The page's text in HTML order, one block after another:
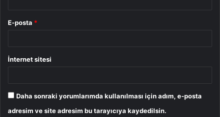
E-posta *
İnternet sitesi
Daha sonraki yorumlarımda kullanılması için adım, e-posta
adresim ve site adresim bu tarayıcıya kaydedilsin.